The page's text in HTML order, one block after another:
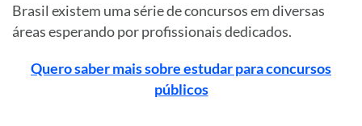
Brasil existem uma série de concursos em diversas
áreas esperando por profissionais dedicados.
Quero saber mais sobre estudar para concursos
públicos